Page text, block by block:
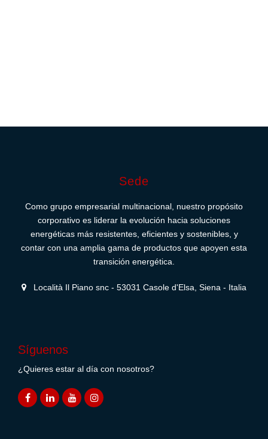
Sede
Como grupo empresarial multinacional, nuestro propósito
corporativo es liderar la evolución hacia soluciones
energéticas más resistentes, eficientes y sostenibles, y
contar con una amplia gama de productos que apoyen esta
transición energética.
Località Il Piano snc - 53031 Casole d'Elsa, Siena - Italia
Síguenos
¿Quieres estar al día con nosotros?